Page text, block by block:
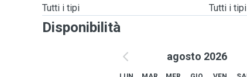
Tutti i tipi
Tutti i tipi
Disponibilità
agosto 2026